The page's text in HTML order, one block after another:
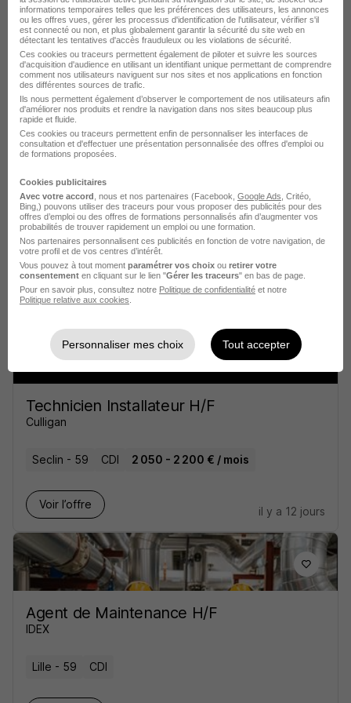
Talentua
Aire-sur-la-Lys - 62 CDI 33 500 - 34 000 € / an
Voir l’offre
il y a 10 jours
Frigoriste Tertiaire H/F
SPIE BATIGNOLLES
Marquette-lez-Lille - 59
Voir l’offre
Technicien Installateur H/F
Culligan
Seclin - 59 CDI 2 050 - 2 200 € / mois
Voir l’offre
il y a 12 jours
Agent de Maintenance H/F
IDEX
Lille - 59 CDI
informations temporaires telles que les préférences des utilisateurs, les annonces
ou les offres vues, gérer les processus d'identification de l'utilisateur, vérifier s'il
est connecté ou non, et plus globalement garantir la sécurité du site web en
détectant les tentatives d'accès frauduleux ou les violations de sécurité.
Ces cookies ou traceurs permettent également de piloter et suivre les sources
d'acquisition d'audience en utilisant un identifiant unique permettant de comprendre
comment nos utilisateurs naviguent sur nos sites et nos applications en fonction
des différentes sources de trafic.
Ils nous permettent également d’observer le comportement de nos utilisateurs afin
d'améliorer nos produits et rendre la navigation dans nos sites beaucoup plus
rapide et fluide.
Ces cookies ou traceurs permettent enfin de personnaliser les interfaces de
consultation et d'effectuer une présentation personnalisée des offres d'emploi ou
de formations proposées.
Cookies publicitaires
Avec votre accord , nous et nos partenaires (Facebook, Google Ads , Critéo,
Bing,) pouvons utiliser des traceurs pour vous proposer des publicités pour des
offres d’emploi ou des offres de formations personnalisés afin d’augmenter vos
probabilités de trouver rapidement un emploi ou une formation.
Nos partenaires personnalisent ces publicités en fonction de votre navigation, de
votre profil et de vos centres d’intérêt.
Vous pouvez à tout moment paramétrer vos choix ou retirer votre
consentement en cliquant sur le lien "Gérer les traceurs" en bas de page.
Pour en savoir plus, consultez notre Politique de confidentialité et notre
Politique relative aux cookies
Personnaliser mes choix Tout accepter